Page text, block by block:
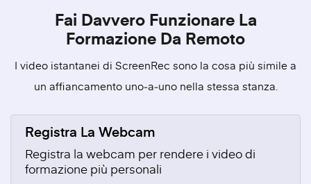
Registra La Webcam
Registra la webcam per rendere i video di
formazione più personali
Fai Davvero Funzionare La
Formazione Da Remoto
I video istantanei di ScreenRec sono la cosa più simile a
un affiancamento uno‑a‑uno nella stessa stanza.